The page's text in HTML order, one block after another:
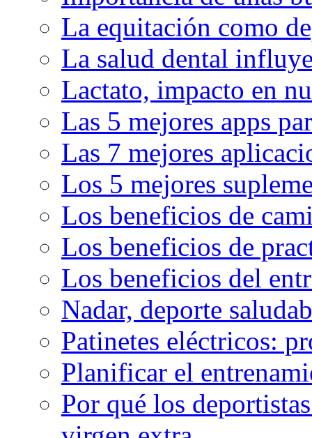
La equitación como
La salud dental
Lactato, impacto en
Las 5 mejores apps
Las 7 mejores
Los 5 mejores
Los beneficios de
Los beneficios de
Los beneficios del
Nadar, deporte
Patinetes eléctricos:
Planificar el
Por qué los